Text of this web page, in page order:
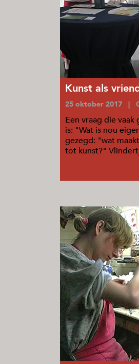
Kunst als
25 oktober 2017 |
Een vraag die
is: "Wat is nou
gezegd: "wat
tot kunst?"